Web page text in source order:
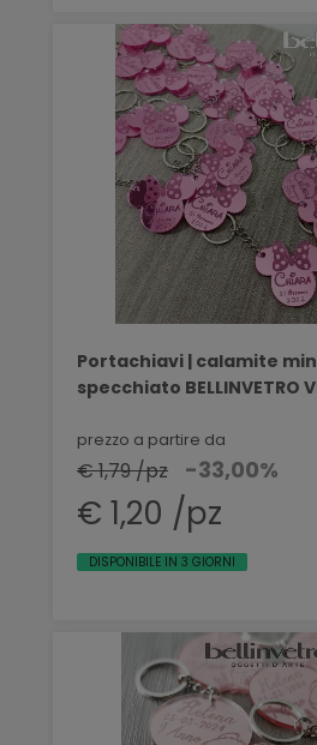
Portachiavi | calamite
specchiato BELLINVETRO
prezzo a partire da
€ 1,79 /pz -33,00%
€ 1,20 /pz
DISPONIBILE IN 3 GIORNI